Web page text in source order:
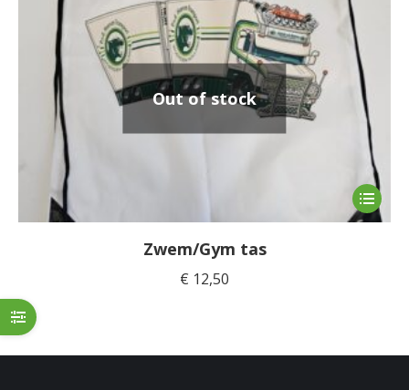
Dit
product
kan
Out of stock
Zwem/Gym tas
€ 12,50